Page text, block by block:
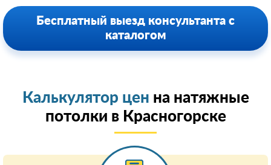
Бесплатный выезд консультанта с
каталогом
Калькулятор цен на натяжные
потолки в Красногорске